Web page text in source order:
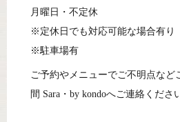
月曜日・不定休
※定休日でも対応可能な場合有り
※駐車場有
ご予約やメニューでご不明点など
間 Sara・by kondoへご連絡くださ